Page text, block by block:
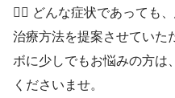
👨‍⚕️ どんな症状であっても
治療方法を提案させていた
ボに少しでもお悩みの方は
くださいませ。